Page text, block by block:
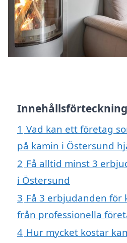
Innehållsförteckning
1 Vad kan ett företag
på kamin i Östersund
2 Få alltid minst 3
i Östersund
3 Få 3 erbjudanden för
från professionella
4 Hur mycket kostar